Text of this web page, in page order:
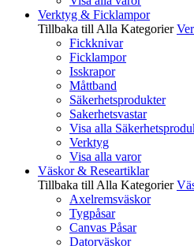
Verktyg & Ficklampor
Tillbaka till Alla Kategorier
Fickknivar
Ficklampor
Isskrapor
Måttband
Säkerhetsprodukter
Sakerhetsvastar
Visa alla
Verktyg
Visa alla varor
Väskor & Researtiklar
Tillbaka till Alla Kategorier
Axelremsväskor
Tygpåsar
Canvas Påsar
Datorväskor